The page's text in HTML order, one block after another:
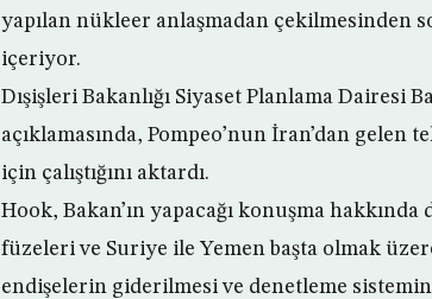
yapılan nükleer anlaşmadan çekilmesinden
içeriyor.
Dışişleri Bakanlığı Siyaset Planlama Dairesi
açıklamasında, Pompeo’nun İran’dan
için çalıştığını aktardı.
Hook, Bakan’ın yapacağı konuşma
füzeleri ve Suriye ile Yemen başta olmak
endişelerin giderilmesi ve denetleme